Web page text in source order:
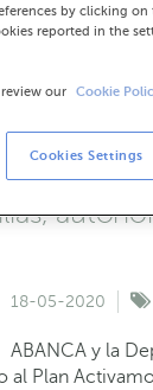
que
18-05-2020
ABANCA y la
Plan
by clicking
reported in the
our Cookie
Cookies Settings